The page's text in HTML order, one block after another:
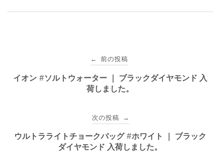
ゲ
← 前の投稿
イオン #ソルトウォーター ｜ ブラックダイヤモンド 入
荷しました。
次の投稿 →
ウルトラライトチョークバッグ #ホワイト ｜ ブラック
ダイヤモンド 入荷しました。